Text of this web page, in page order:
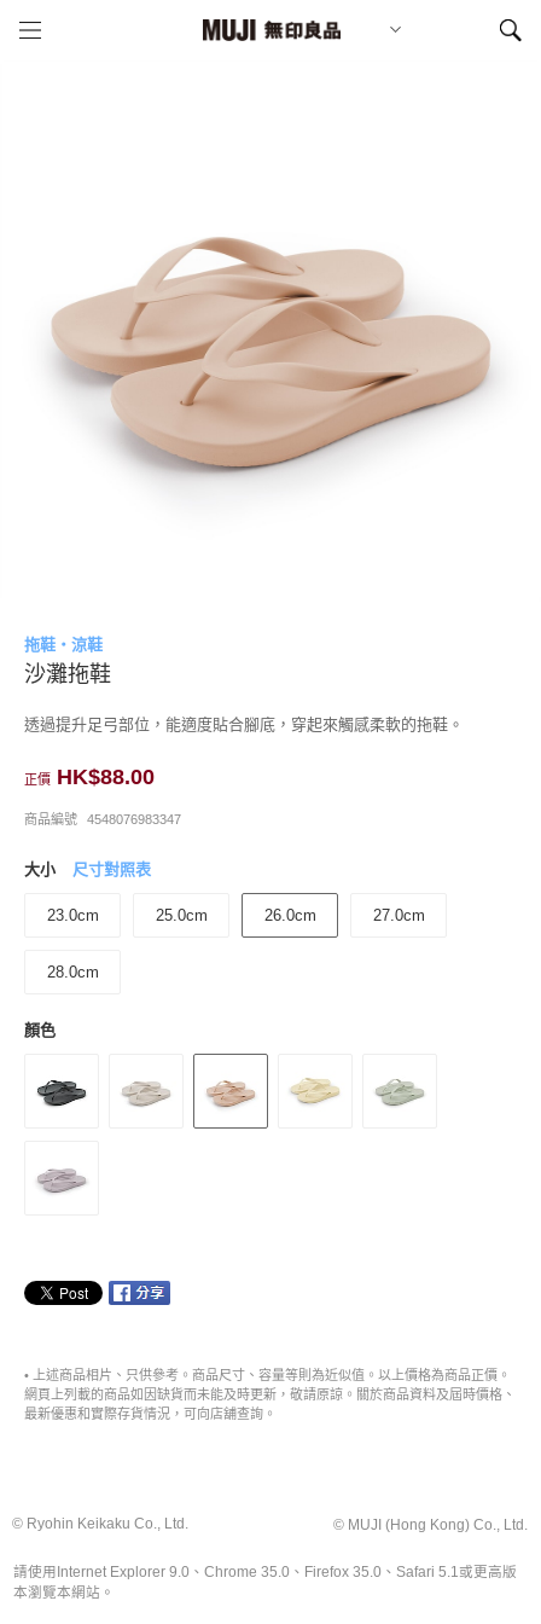
拖鞋・涼鞋
沙灘拖鞋
透過提升足弓部位，能適度貼合腳底，穿起來觸感柔軟的拖鞋。
正價 HK$88.00
商品編號 4548076983347
大小 尺寸對照表
23.0cm 25.0cm 26.0cm 27.0cm
28.0cm
顏色
• 上述商品相片、只供參考。商品尺寸、容量等則為近似值。以上價格為商品正價。
網頁上列載的商品如因缺貨而未能及時更新，敬請原諒。關於商品資料及屆時價格、
最新優惠和實際存貨情況，可向店舖查詢。
© Ryohin Keikaku Co., Ltd. © MUJI (Hong Kong) Co., Ltd.
請使用Internet Explorer 9.0、Chrome 35.0、Firefox 35.0、Safari 5.1或更高版
本瀏覽本網站。